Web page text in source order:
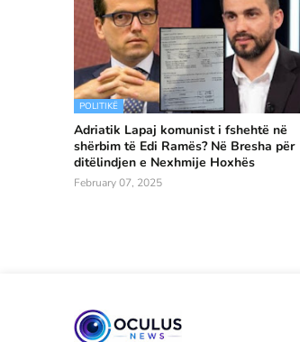
POLITIKË
Adriatik Lapaj komunist i fshehtë në
shërbim të Edi Ramës? Në Bresha për
ditëlindjen e Nexhmije Hoxhës
February 07, 2025